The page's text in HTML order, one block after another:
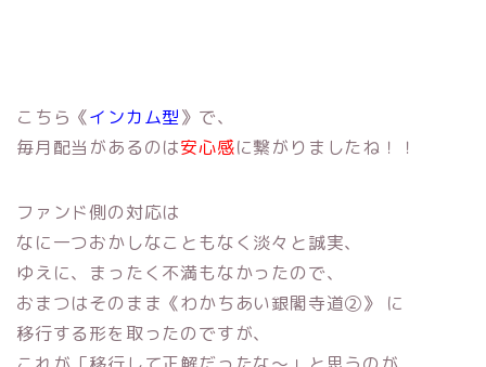
こちら《インカム型》で、
毎月配当があるのは安心感に繋がりましたね！！
ファンド側の対応は
なに一つおかしなこともなく淡々と誠実、
ゆえに、まったく不満もなかったので、
おまつはそのまま《わかちあい銀閣寺道②》 に
移行する形を取ったのですが、